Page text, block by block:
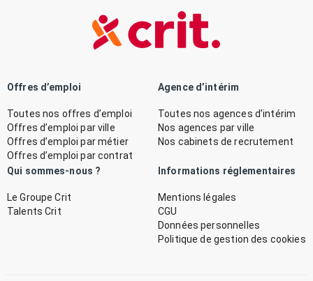
Offres d’emploi
Toutes nos offres d’emploi
Offres d’emploi par ville
Offres d’emploi par métier
Offres d’emploi par contrat
Agence d’intérim
Toutes nos agences d’intérim
Nos agences par ville
Nos cabinets de recrutement
Qui sommes-nous ?
Le Groupe Crit
Talents Crit
Informations réglementaires
Mentions légales
CGU
Données personnelles
Politique de gestion des cookies